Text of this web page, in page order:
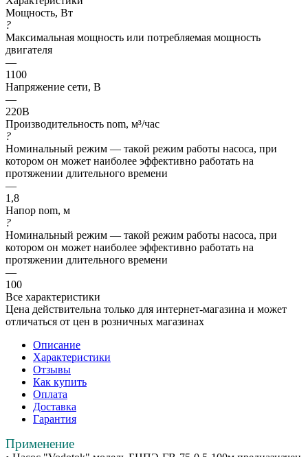
Мощность, Вт
?
Максимальная мощность или потребляемая мощность
двигателя
—
1100
Напряжение сети, В
—
220В
Производительность nom, м³/час
?
Номинальный режим — такой режим работы насоса, при
котором он может наиболее эффективно работать на
протяжении длительного времени
—
1,8
Напор nom, м
?
Номинальный режим — такой режим работы насоса, при
котором он может наиболее эффективно работать на
протяжении длительного времени
—
100
Все характеристики
Цена действительна только для интернет-магазина и может
отличаться от цен в розничных магазинах
Описание
Характеристики
Отзывы
Как купить
Оплата
Доставка
Гарантия
Применение